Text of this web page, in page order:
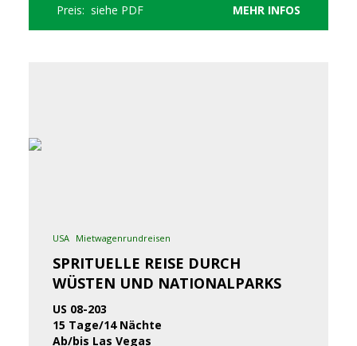
Preis: siehe PDF MEHR INFOS
USA Mietwagenrundreisen
SPRITUELLE REISE DURCH
WÜSTEN UND NATIONALPARKS
US 08-203
15 Tage/14 Nächte
Ab/bis Las Vegas